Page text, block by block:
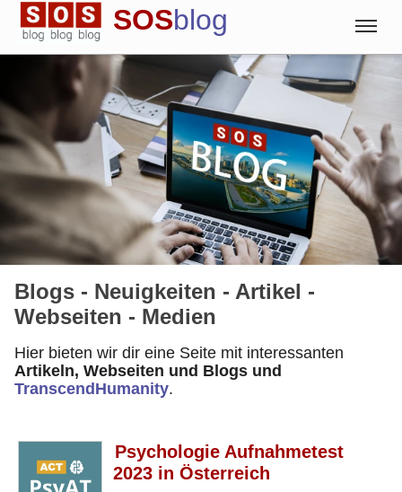
SOSblog
Blog
Englisch Deutsch Spanisch
Blogs - Neuigkeiten - Artikel -
Webseiten - Medien
Hier bieten wir dir eine Seite mit interessanten
Artikeln, Webseiten und Blogs und
TranscendHumanity.
Psychologie Aufnahmetest
2023 in Österreich